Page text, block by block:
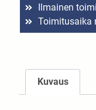
Ilmainen
Toimitusaika
Kuvaus